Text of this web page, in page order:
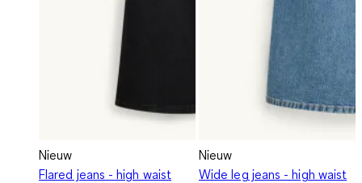
Nieuw
Flared jeans - high waist
Nieuw
Wide leg jeans - high waist